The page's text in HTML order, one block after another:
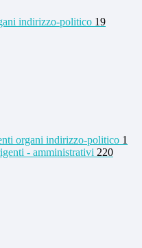
indirizzo-politico 19
organi indirizzo-politico 1
- amministrativi 220